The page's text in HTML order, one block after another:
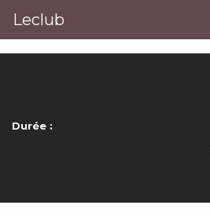
Leclub
Durée :